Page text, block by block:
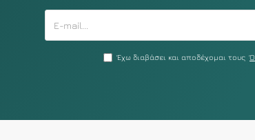
Έχω διαβάσει και αποδέχομαι τους